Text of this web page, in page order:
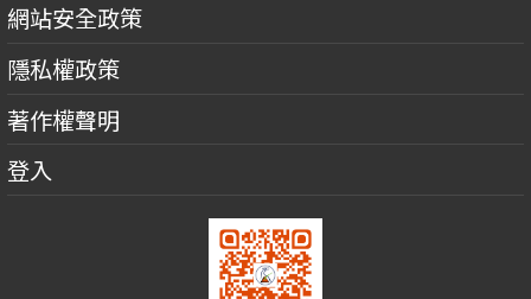
網站安全政策
隱私權政策
著作權聲明
登入